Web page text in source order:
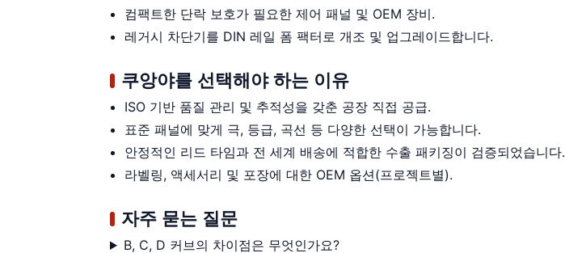
컴팩트한 단락 보호가 필요한 제어 패널 및 OEM 장비.
레거시 차단기를 DIN 레일 폼 팩터로 개조 및 업그레이드합니다.
쿠앙야를 선택해야 하는 이유
ISO 기반 품질 관리 및 추적성을 갖춘 공장 직접 공급.
표준 패널에 맞게 극, 등급, 곡선 등 다양한 선택이 가능합니다.
안정적인 리드 타임과 전 세계 배송에 적합한 수출 패키징이 검증되었습니다.
라벨링, 액세서리 및 포장에 대한 OEM 옵션(프로젝트별).
자주 묻는 질문
B, C, D 커브의 차이점은 무엇인가요?